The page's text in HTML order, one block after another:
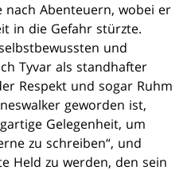
nach Abenteuern, wobei er
in die Gefahr stürzte.
und
Tyvar als standhafter
Respekt und sogar Ruhm
geworden ist,
Gelegenheit, um
zu schreiben“, und
Held zu werden, den sein